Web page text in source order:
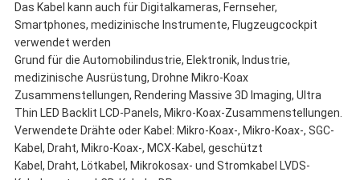
Das Kabel kann auch für Digitalkameras, Fernseher,
Smartphones, medizinische Instrumente, Flugzeugcockpit
verwendet werden
Grund für die Automobilindustrie, Elektronik, Industrie,
medizinische Ausrüstung, Drohne Mikro-Koax
Zusammenstellungen, Rendering Massive 3D Imaging, Ultra
Thin LED Backlit LCD-Panels, Mikro-Koax-Zusammenstellungen.
Verwendete Drähte oder Kabel: Mikro-Koax-, Mikro-Koax-, SGC-
Kabel, Draht, Mikro-Koax-, MCX-Kabel, geschützt
Kabel, Draht, Lötkabel, Mikrokosax- und Stromkabel LVDS-